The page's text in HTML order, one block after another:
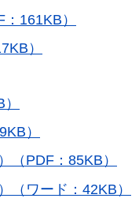
161KB）
）
）
（PDF：85KB）
（ワード：42KB）